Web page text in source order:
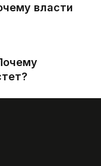
власти